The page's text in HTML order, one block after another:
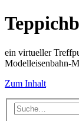
ein virtueller
Modelleisenbahn-
Zum Inhalt